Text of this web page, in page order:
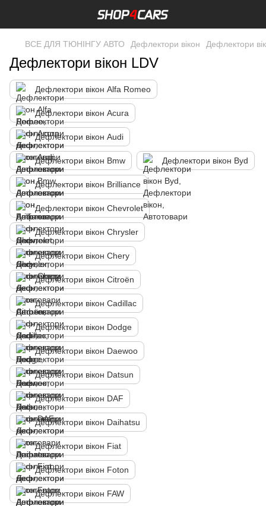
ВСЕ ДЛЯ ТЮНІНГУ АВТО Дефлектори вікон Дефлектори
Дефлектори вікон LDV
Дефлектори вікон Alfa Romeo
Дефлектори вікон Acura
Дефлектори вікон Audi
Дефлектори вікон Bmw Дефлектори вікон Byd
Дефлектори вікон Brilliance
Дефлектори вікон Chevrolet
Дефлектори вікон Chrysler
Дефлектори вікон Chery
Дефлектори вікон Citroën
Дефлектори вікон Cadillac
Дефлектори вікон Dodge
Дефлектори вікон Daewoo
Дефлектори вікон Datsun
Дефлектори вікон DAF
Дефлектори вікон Daihatsu
Дефлектори вікон Fiat
Дефлектори вікон Foton
Дефлектори вікон FAW